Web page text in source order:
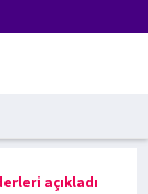
açıkladı